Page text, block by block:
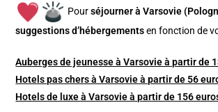
Pourséjourner à Varsovie
suggestions d’hébergements en fonction de
Auberges de jeunesse à Varsovie à partir de
Hotels pas chers à Varsovie à partir de 56
Hotels de luxe à Varsovie à partir de 156